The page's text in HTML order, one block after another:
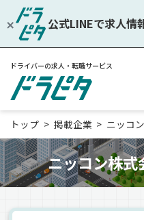
公式LINEで求人情
ドライバーの求人・転職サービス
トップ 掲載企業 ニッコ
ニッコン株